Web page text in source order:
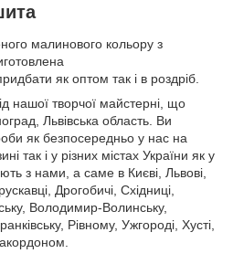
малинового кольору з
як оптом так і в роздріб.
нашої творчої майстерні, що
Львівська область. Ви
як безпосередньо у нас на
так і у різних містах України як у
з нами, а саме в Києві, Львові,
Дрогобичі, Східниці,
Володимир-Волинську,
Рівному, Ужгороді, Хусті,